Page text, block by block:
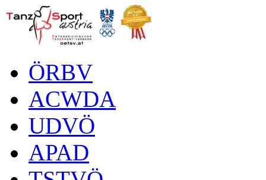
ÖRBV
ACWDA
UDVÖ
APAD